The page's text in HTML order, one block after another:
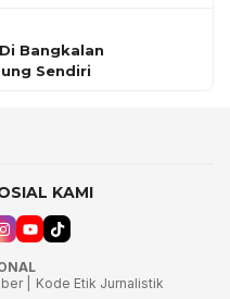
Bangkalan
Sendiri
KAMI
|
Kode Etik Jurnalistik